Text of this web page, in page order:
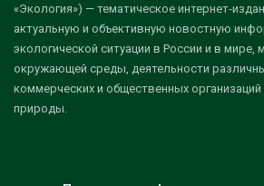
«Экология») — тематическое интернет-
актуальную и объективную новостную
экологической ситуации в России и в мире,
окружающей среды, деятельности
коммерческих и общественных
природы.